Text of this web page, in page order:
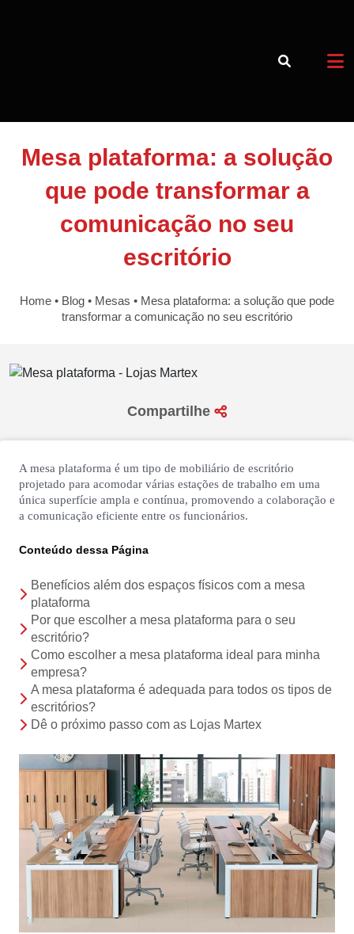
Voltar a Loja
Blog
15 3373-4982
seg a sex das 09h às 18h
Mesa plataforma: a solução
que pode transformar a
comunicação no seu
escritório
Home • Blog • Mesas • Mesa plataforma: a solução que pode
transformar a comunicação no seu escritório
Compartilhe
A mesa plataforma é um tipo de mobiliário de escritório
projetado para acomodar várias estações de trabalho em uma
única superfície ampla e contínua, promovendo a colaboração e
a comunicação eficiente entre os funcionários.
Conteúdo dessa Página
Benefícios além dos espaços físicos com a mesa
plataforma
Por que escolher a mesa plataforma para o seu
escritório?
Como escolher a mesa plataforma ideal para minha
empresa?
A mesa plataforma é adequada para todos os tipos de
escritórios?
Dê o próximo passo com as Lojas Martex